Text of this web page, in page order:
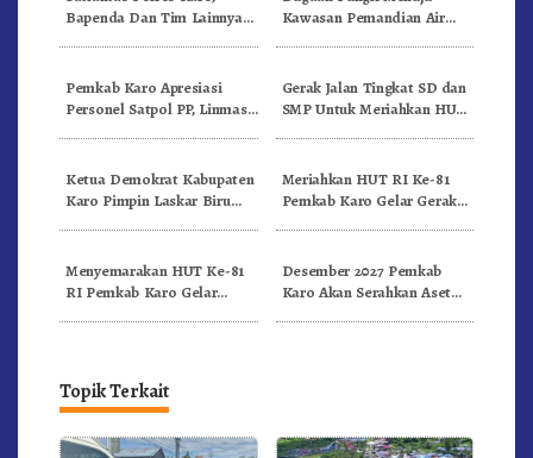
Bapenda Dan Tim Lainnya
Kawasan Pemandian Air
Pemkab Karo Apresiasi
Personel Satpol PP, Linmas,
Gerak Jalan Tingkat SD dan
SMP Untuk Meriahkan HUT
Ketua Demokrat Kabupaten
Karo Pimpin Laskar Biru
Meriahkan HUT RI Ke-81
Pemkab Karo Gelar Gerak
Menyemarakan HUT Ke-81
RI Pemkab Karo Gelar
Desember 2027 Pemkab
Karo Akan Serahkan Aset
Topik Terkait